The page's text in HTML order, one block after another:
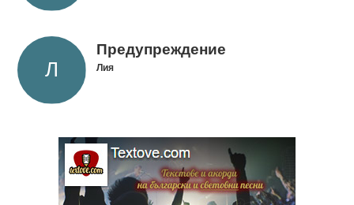
Предупреждение
Лия